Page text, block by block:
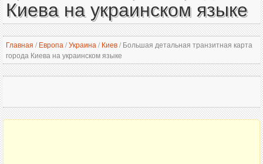
Киева на украинском языке
Главная / Европа /Украина / Киев/Большая детальная транзитная карта
города Киева на украинском языке